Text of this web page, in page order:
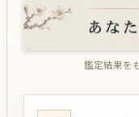
鑑定結果を